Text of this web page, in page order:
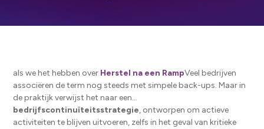
als we het hebben over Herstel na een RampVeel bedrijven
associëren de term nog steeds met simpele back-ups. Maar in
de praktijk verwijst het naar een...
bedrijfscontinuïteitsstrategie, ontworpen om actieve
activiteiten te blijven uitvoeren, zelfs in het geval van kritieke